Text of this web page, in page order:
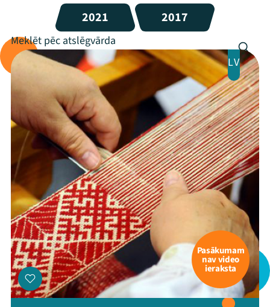
2021 2017
LV
Pasākumam
nav video
ieraksta